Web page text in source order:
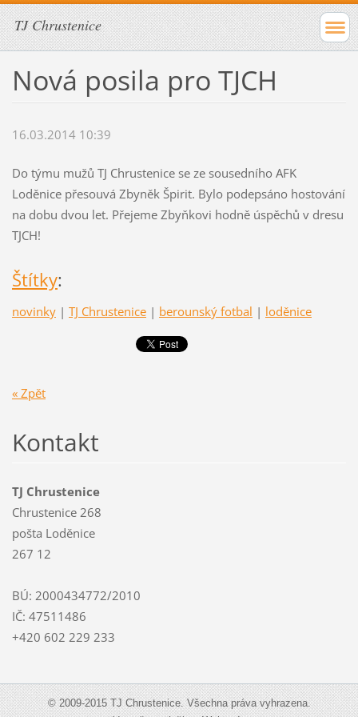
TJ Chrustenice
Nová posila pro TJCH
16.03.2014 10:39
Do týmu mužů TJ Chrustenice se ze sousedního AFK
Loděnice přesouvá Zbyněk Špirit. Bylo podepsáno hostování
na dobu dvou let. Přejeme Zbyňkovi hodně úspěchů v dresu
TJCH!
Štítky:
novinky | TJ Chrustenice | berounský fotbal | loděnice
« Zpět
Kontakt
TJ Chrustenice
Chrustenice 268
pošta Loděnice
267 12
BÚ: 2000434772/2010
IČ: 47511486
+420 602 229 233
© 2009-2015 TJ Chrustenice. Všechna práva vyhrazena.